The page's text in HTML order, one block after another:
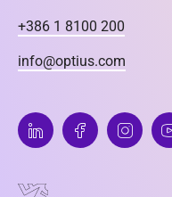
+386 1 8100 200
info@optius.com